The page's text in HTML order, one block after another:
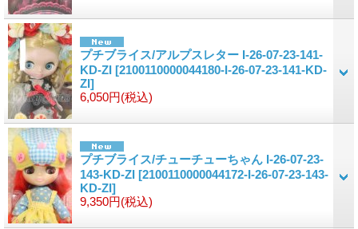
プチブライス/アルプスレター I-26-07-23-141-
KD-ZI [2100110000044180-I-26-07-23-141-KD-
ZI]
6,050円(税込)
プチブライス/チューチューちゃん I-26-07-23-
143-KD-ZI [2100110000044172-I-26-07-23-143-
KD-ZI]
9,350円(税込)